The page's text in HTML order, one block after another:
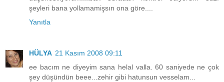
şeyleri bana yollamamişsın ona göre....
Yanıtla
HÜLYA 21 Kasım 2008 09:11
ee bacım ne diyeyim sana helal valla. 60 saniyede ne çok
şey düşündün beee...zehir gibi hatunsun vesselam...